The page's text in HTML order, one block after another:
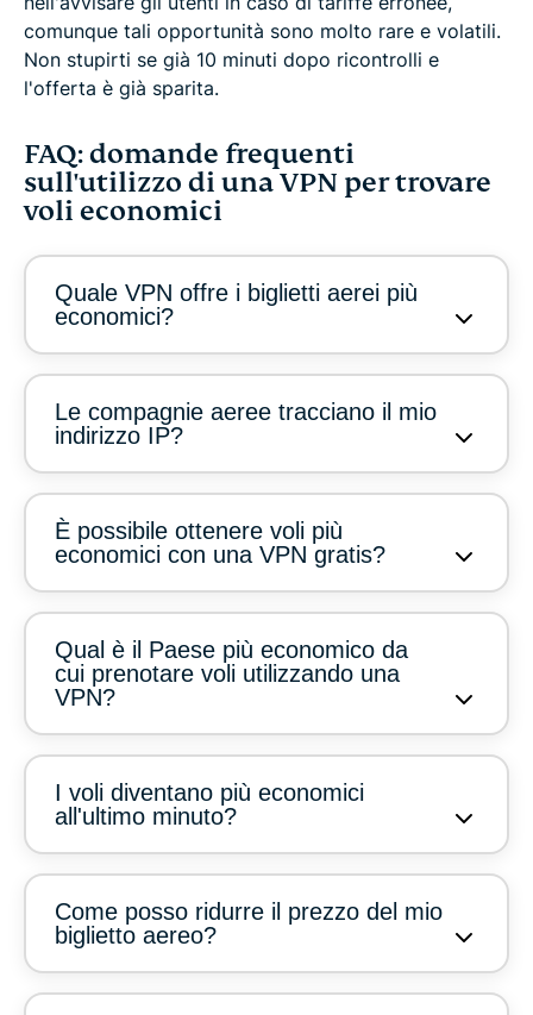
comunque tali opportunità sono molto rare e volatili.
Non stupirti se già 10 minuti dopo ricontrolli e
l'offerta è già sparita.
FAQ: domande frequenti
sull'utilizzo di una VPN per trovare
voli economici
Quale VPN offre i biglietti aerei più
economici?
Le compagnie aeree tracciano il mio
indirizzo IP?
È possibile ottenere voli più
economici con una VPN gratis?
Qual è il Paese più economico da
cui prenotare voli utilizzando una
VPN?
I voli diventano più economici
all'ultimo minuto?
Come posso ridurre il prezzo del mio
biglietto aereo?